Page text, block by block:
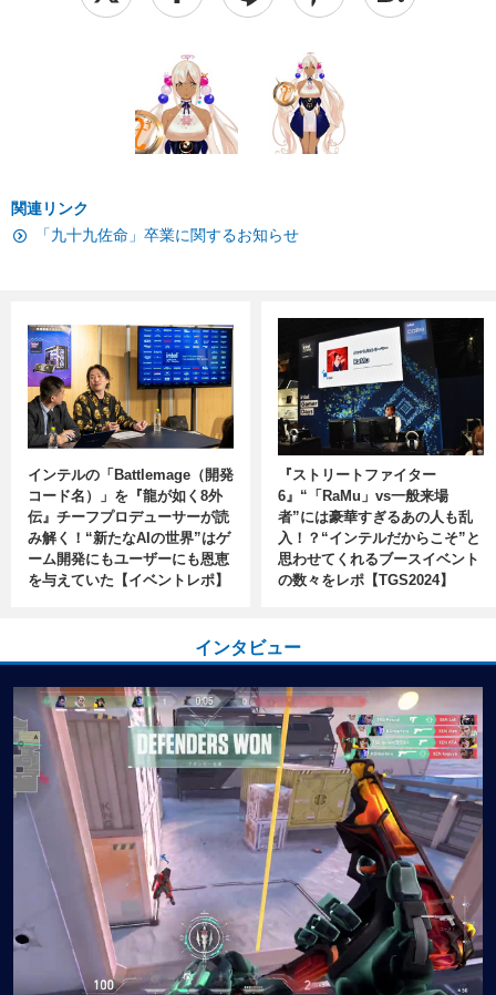
関連リンク
「九十九佐命」卒業に関するお知らせ
インテルの「Battlemage（開発
コード名）」を『龍が如く8外
伝』チーフプロデューサーが読
み解く！“新たなAIの世界”はゲ
ーム開発にもユーザーにも恩恵
を与えていた【イベントレポ】
『ストリートファイター
6』“「RaMu」vs一般来場
者”には豪華すぎるあの人も乱
入！？“インテルだからこそ”と
思わせてくれるブースイベント
の数々をレポ【TGS2024】
インタビュー